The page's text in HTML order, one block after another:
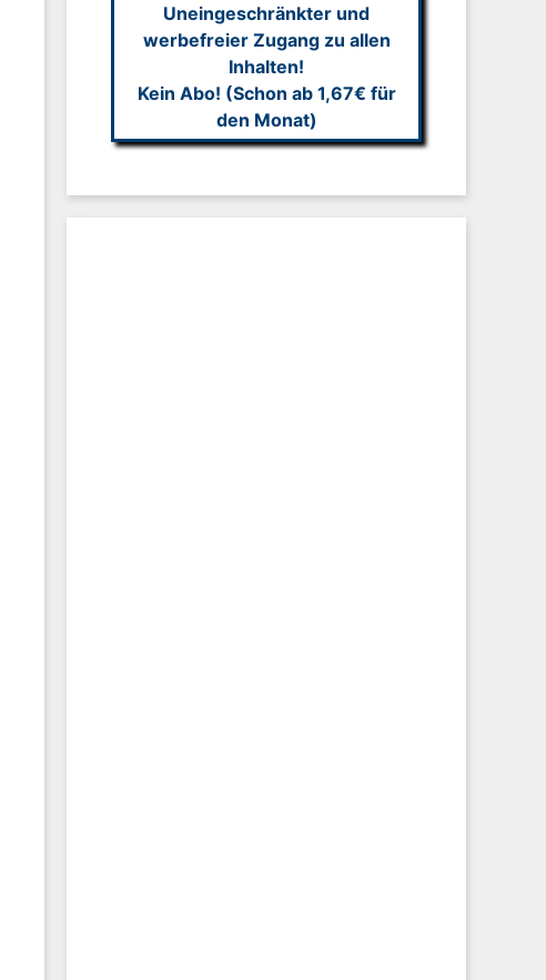
Uneingeschränkter und
werbefreier Zugang zu allen
Inhalten!
Kein Abo! (Schon ab 1,67€ für
den Monat)